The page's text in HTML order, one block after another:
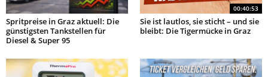
Spritpreise in Graz aktuell: Die
günstigsten Tankstellen für
Diesel & Super 95
00:40:53
Sie ist lautlos, sie sticht – und sie
bleibt: Die Tigermücke in Graz